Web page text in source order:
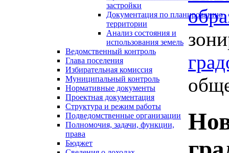
застройки
Документация по планированию
территории
Анализ состояния и
использования земель
Ведомственный контроль
Глава поселения
Избирательная комиссия
Муниципальный контроль
Нормативные документы
Проектная документация
Структура и режим работы
Подведомственные организации
Полномочия, задачи, функции,
права
Бюджет